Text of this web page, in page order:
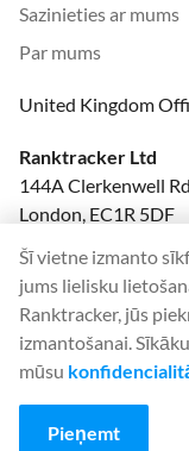
Sazinieties ar mums
Par mums
United Kingdom
Ranktracker Ltd
144A Clerkenwell Rd
London, EC1R 5DF
2015 -2026
Šī vietne izmanto
jums lielisku
Ranktracker, jūs
izmantošanai.
mūsu
Pieņemt